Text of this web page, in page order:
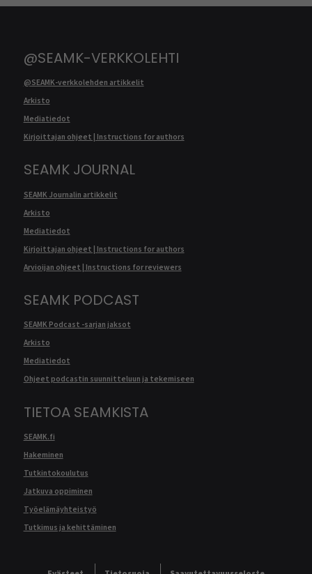
@SEAMK-VERKKOLEHTI
@SEAMK-verkkolehden artikkelit
Arkisto
Mediatiedot
Kirjoittajan ohjeet | Instructions for authors
SEAMK JOURNAL
SEAMK Journalin artikkelit
Arkisto
Mediatiedot
Kirjoittajan ohjeet | Instructions for authors
Arvioijan ohjeet | Instructions for reviewers
SEAMK PODCAST
SEAMK Podcast -sarjan jaksot
Arkisto
Mediatiedot
Ohjeet podcastin suunnitteluun ja tekemiseen
TIETOA SEAMKISTA
SEAMK.fi
Hakeminen
Tutkintokoulutus
Jatkuva oppiminen
Työelämäyhteistyö
Tutkimus ja kehittäminen